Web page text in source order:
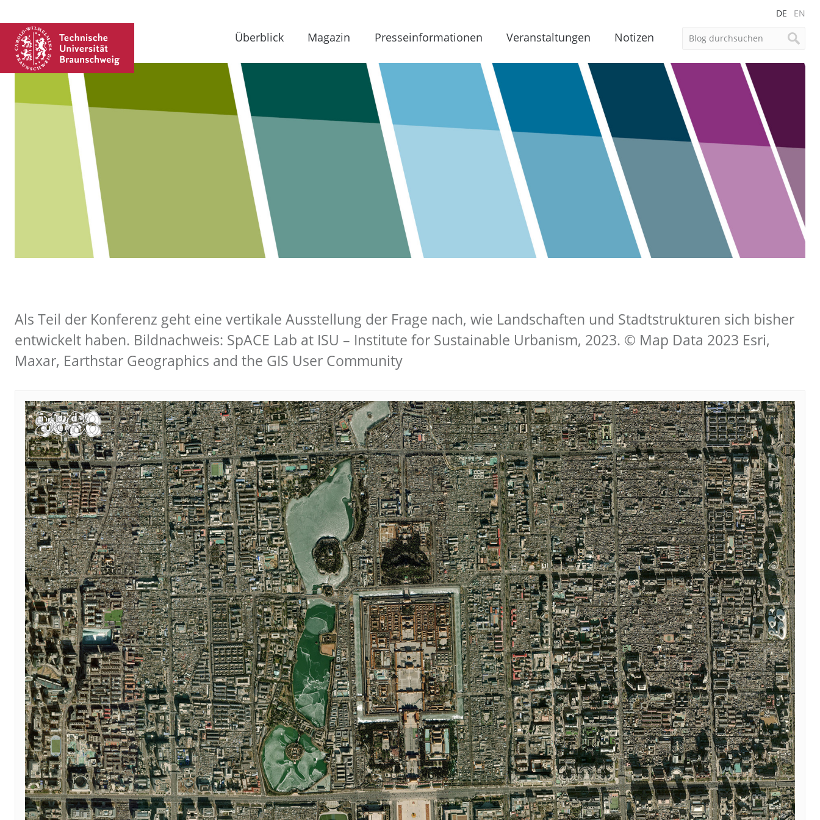
DE EN
Überblick Magazin Presseinformationen Veranstaltungen Notizen
Als Teil der Konferenz geht eine vertikale Ausstellung der Frage nach, wie Landschaften und Stadtstrukturen sich bisher
entwickelt haben. Bildnachweis: SpACE Lab at ISU – Institute for Sustainable Urbanism, 2023. © Map Data 2023 Esri,
Maxar, Earthstar Geographics and the GIS User Community